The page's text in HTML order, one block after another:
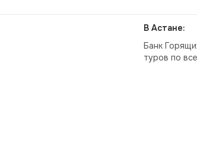
В Астане:
Банк
туров по